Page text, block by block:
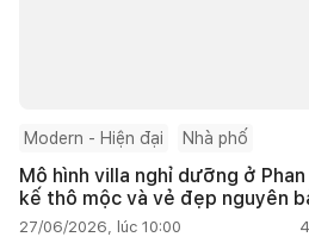
Modern - Hiện đại Nhà phố
Mô hình villa nghỉ dưỡng ở
kế thô mộc và vẻ đẹp nguyên
27/06/2026, lúc 10:00 4